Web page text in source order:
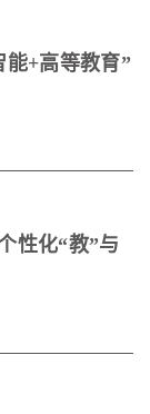
+高等教育”
性化“教”与